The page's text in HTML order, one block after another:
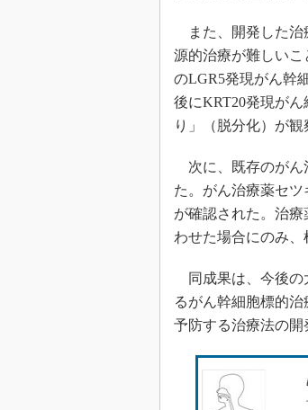
また、開発した治
源的治療が難しい
のLGR5発現がん幹
後にKRT20発現が
り」（脱分化）が
次に、既存のがん
た。がん治療薬セ
が確認された。治
わせた場合にのみ、
同成果は、今後の
るがん幹細胞標的
予防する治療法の開